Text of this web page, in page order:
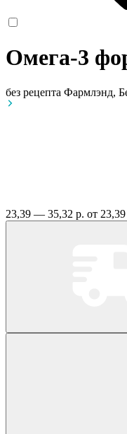
Омега-3
без рецепта Фармлэнд,
23,39 — 35,32 р. от